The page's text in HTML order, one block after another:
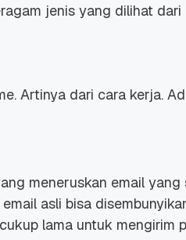
jenis yang dilihat dari
Artinya dari cara kerja.
meneruskan email
asli bisa
lama untuk mengirim